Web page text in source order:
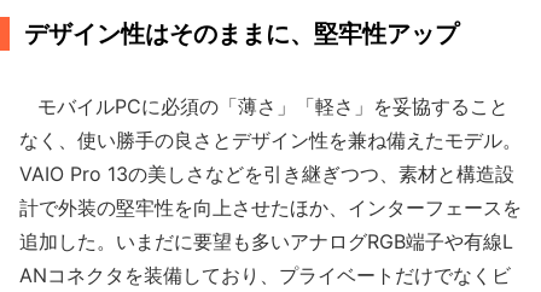
デザイン性はそのままに、堅牢性アップ
モバイルPCに必須の「薄さ」「軽さ」を妥協すること
なく、使い勝手の良さとデザイン性を兼ね備えたモデル。
VAIO Pro 13の美しさなどを引き継ぎつつ、素材と構造設
計で外装の堅牢性を向上させたほか、インターフェースを
追加した。いまだに要望も多いアナログRGB端子や有線L
ANコネクタを装備しており、プライベートだけでなくビ